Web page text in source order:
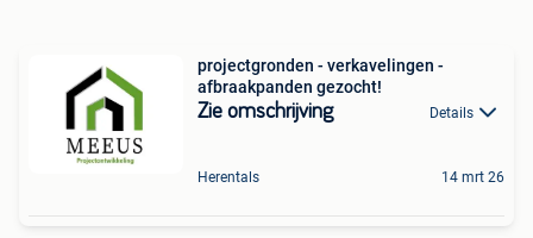
projectgronden - verkavelingen -
afbraakpanden gezocht!
Zie omschrijving Details
Herentals 14 mrt 26